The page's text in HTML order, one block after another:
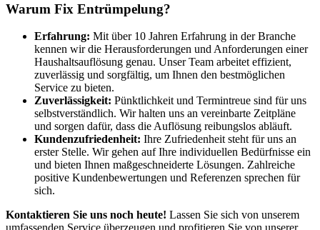
Warum Fix Entrümpelung?
Erfahrung: Mit über 10 Jahren Erfahrung in der Branche
kennen wir die Herausforderungen und Anforderungen einer
Haushaltsauflösung genau. Unser Team arbeitet effizient,
zuverlässig und sorgfältig, um Ihnen den bestmöglichen
Service zu bieten.
Zuverlässigkeit: Pünktlichkeit und Termintreue sind für uns
selbstverständlich. Wir halten uns an vereinbarte Zeitpläne
und sorgen dafür, dass die Auflösung reibungslos abläuft.
Kundenzufriedenheit: Ihre Zufriedenheit steht für uns an
erster Stelle. Wir gehen auf Ihre individuellen Bedürfnisse ein
und bieten Ihnen maßgeschneiderte Lösungen. Zahlreiche
positive Kundenbewertungen und Referenzen sprechen für
sich.
Kontaktieren Sie uns noch heute! Lassen Sie sich von unserem